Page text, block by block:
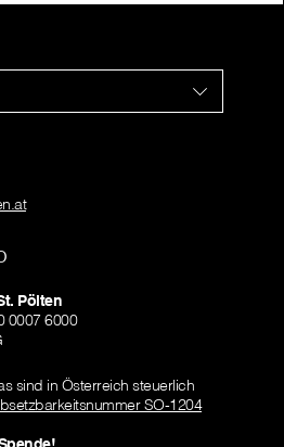
Pölten
0007 6000
sind in Österreich steuerlich
SO-1204